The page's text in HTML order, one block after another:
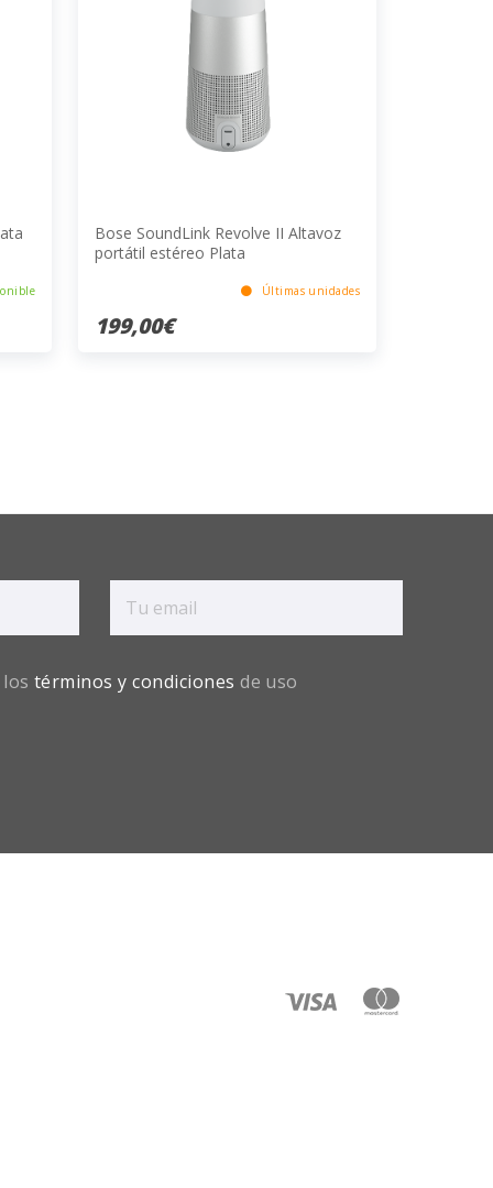
Bose SoundLink Revolve II Altavoz
portátil estéreo Plata
Últimas unidades
199,00€
términos y condiciones de uso